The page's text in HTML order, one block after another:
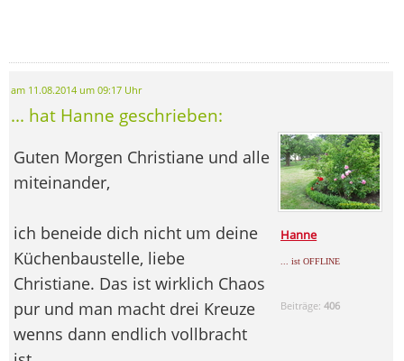
am 11.08.2014 um 09:17 Uhr
... hat Hanne geschrieben:
Hanne
... ist OFFLINE
Beiträge:406
Guten Morgen Christiane und alle
miteinander,
ich beneide dich nicht um deine
Küchenbaustelle, liebe
Christiane. Das ist wirklich Chaos
pur und man macht drei Kreuze
wenns dann endlich vollbracht